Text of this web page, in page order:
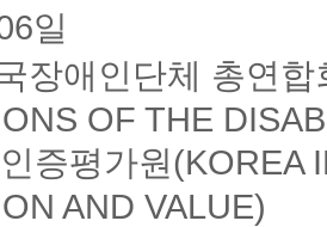
일
장애인단체 총연
OF THE
증평가원(KOREA
AND VALUE)